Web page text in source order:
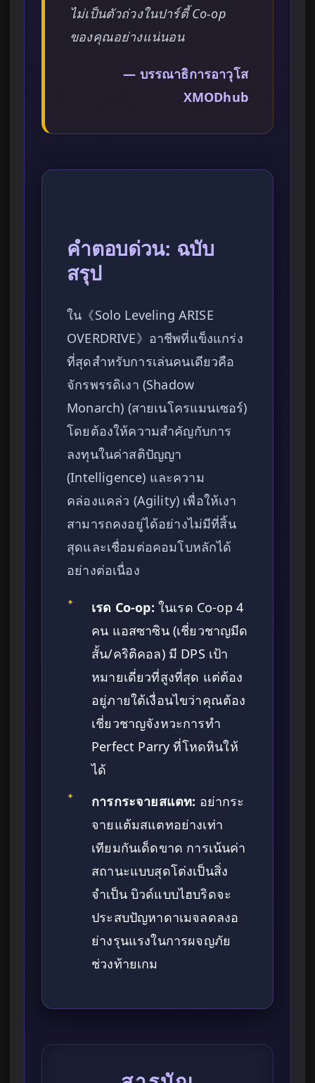
ไม่เป็นตัวถ่วงในปาร์ตี้ Co-op
ของคุณอย่างแน่นอน
— บรรณาธิการอาวุโส
XMODhub
คำตอบด่วน: ฉบับ
สรุป
ใน《Solo Leveling ARISE
OVERDRIVE》อาชีพที่แข็งแกร่ง
ที่สุดสำหรับการเล่นคนเดียวคือ
จักรพรรดิเงา (Shadow
Monarch) (สายเนโครแมนเซอร์)
โดยต้องให้ความสำคัญกับการ
ลงทุนในค่าสติปัญญา
(Intelligence) และความ
คล่องแคล่ว (Agility) เพื่อให้เงา
สามารถคงอยู่ได้อย่างไม่มีที่สิ้น
สุดและเชื่อมต่อคอมโบหลักได้
อย่างต่อเนื่อง
✦ เรด Co-op: ในเรด Co-op 4
คน แอสซาซิน (เชี่ยวชาญมีด
สั้น/คริติคอล) มี DPS เป้า
หมายเดี่ยวที่สูงที่สุด แต่ต้อง
อยู่ภายใต้เงื่อนไขว่าคุณต้อง
เชี่ยวชาญจังหวะการทำ
Perfect Parry ที่โหดหินให้
ได้
✦ การกระจายสแตท: อย่ากระ
จายแต้มสแตทอย่างเท่า
เทียมกันเด็ดขาด การเน้นค่า
สถานะแบบสุดโต่งเป็นสิ่ง
จำเป็น บิวด์แบบไฮบริดจะ
ประสบปัญหาดาเมจลดลงอ
ย่างรุนแรงในการผจญภัย
ช่วงท้ายเกม